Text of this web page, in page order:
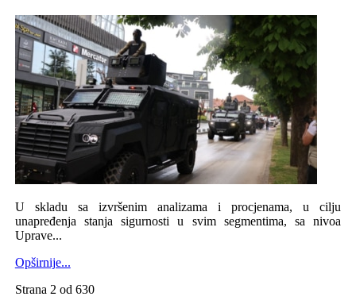
U skladu sa izvršenim analizama i procjenama, u cilju
unapređenja stanja sigurnosti u svim segmentima, sa nivoa
Uprave...
Opširnije...
Strana 2 od 630